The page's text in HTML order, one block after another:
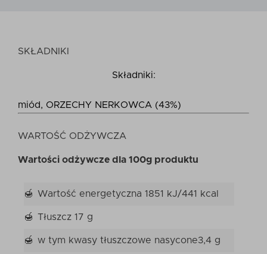
SKŁADNIKI
Składniki:
miód, ORZECHY NERKOWCA (43%)
WARTOŚĆ ODŻYWCZA
Wartości odżywcze dla 100g produktu
Wartość energetyczna 1851 kJ/441 kcal
Tłuszcz 17 g
w tym kwasy tłuszczowe nasycone3,4 g